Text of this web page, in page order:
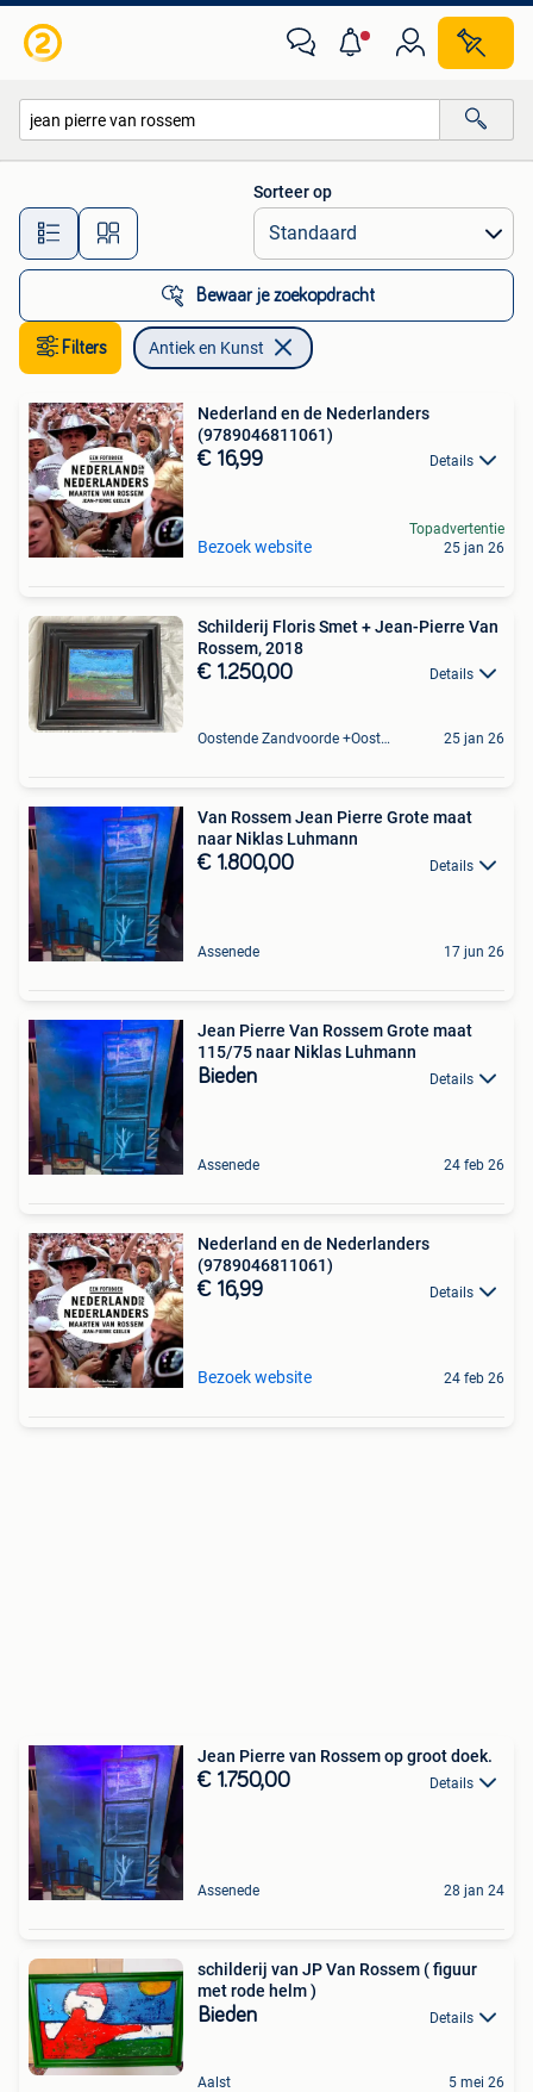
Alle afstanden…
Sorteer op
Bewaar je zoekopdracht
Filters Antiek en Kunst
Nederland en de Nederlanders
(9789046811061)
€ 16,99 Details
Bezoek website
Topadvertentie
25 jan 26
Schilderij Floris Smet + Jean-Pierre Van
Rossem, 2018
€ 1.250,00 Details
Oostende Zandvoorde +Oostende 25 jan 26
Van Rossem Jean Pierre Grote maat
naar Niklas Luhmann
€ 1.800,00 Details
Assenede 17 jun 26
Jean Pierre Van Rossem Grote maat
115/75 naar Niklas Luhmann
Bieden Details
Assenede 24 feb 26
Nederland en de Nederlanders
(9789046811061)
€ 16,99 Details
Bezoek website 24 feb 26
Jean Pierre van Rossem op groot doek.
€ 1.750,00 Details
Assenede 28 jan 24
schilderij van JP Van Rossem ( figuur
met rode helm )
Bieden Details
Aalst 5 mei 26